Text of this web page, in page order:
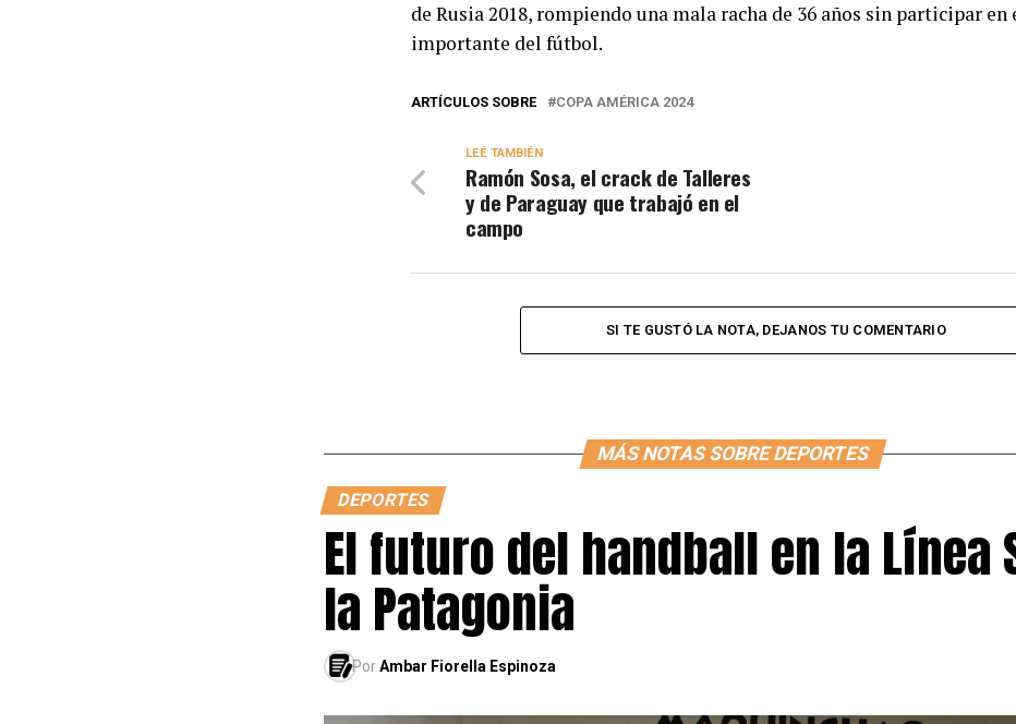
de Rusia 2018, rompiendo una mala racha de 36 años sin participar
importante del fútbol.
ARTÍCULOS SOBRE COPA AMÉRICA 2024
LEÉ TAMBIÉN
Ramón Sosa, el crack de Talleres
y de Paraguay que trabajó en el
campo
SI TE GUSTÓ LA NOTA, DEJANOS TU COMENTARIO
MÁS NOTAS SOBRE DEPORTES
DEPORTES
El futuro del handball en la Línea
la Patagonia
PorAmbar Fiorella Espinoza